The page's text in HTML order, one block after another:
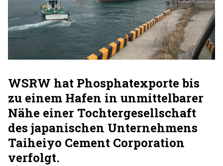
WSRW hat Phosphatexporte bis
zu einem Hafen in unmittelbarer
Nähe einer Tochtergesellschaft
des japanischen Unternehmens
Taiheiyo Cement Corporation
verfolgt.